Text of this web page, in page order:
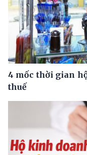
4 mốc thời gian
thuế